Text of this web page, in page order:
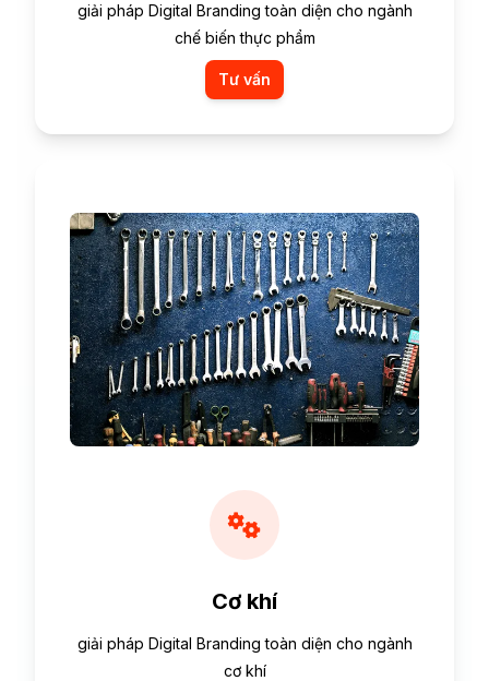
giải pháp Digital Branding toàn diện cho ngành
chế biến thực phẩm
Tư vấn
Cơ khí
giải pháp Digital Branding toàn diện cho ngành
cơ khí